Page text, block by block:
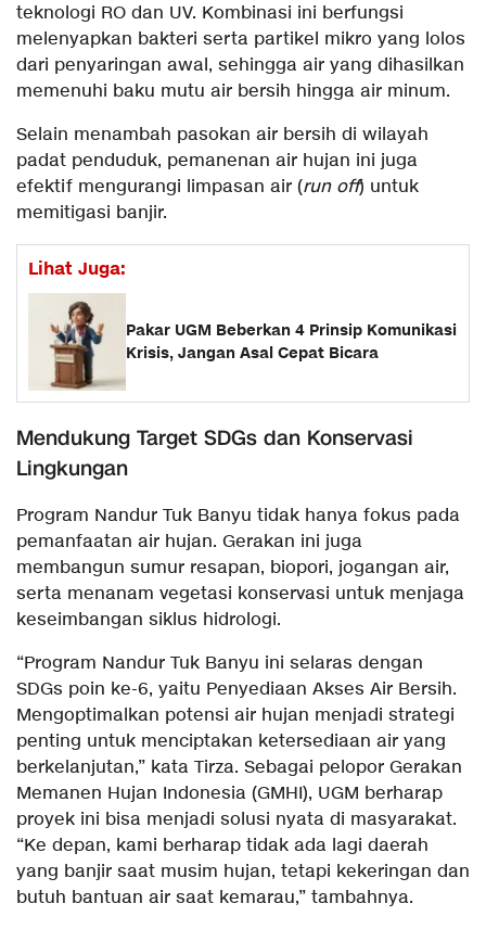
teknologi RO dan UV. Kombinasi ini berfungsi
melenyapkan bakteri serta partikel mikro yang lolos
dari penyaringan awal, sehingga air yang dihasilkan
memenuhi baku mutu air bersih hingga air minum.
Selain menambah pasokan air bersih di wilayah
padat penduduk, pemanenan air hujan ini juga
efektif mengurangi limpasan air (run off) untuk
memitigasi banjir.
Lihat Juga:
Pakar UGM Beberkan 4 Prinsip Komunikasi
Krisis, Jangan Asal Cepat Bicara
Mendukung Target SDGs dan Konservasi
Lingkungan
Program Nandur Tuk Banyu tidak hanya fokus pada
pemanfaatan air hujan. Gerakan ini juga
membangun sumur resapan, biopori, jogangan air,
serta menanam vegetasi konservasi untuk menjaga
keseimbangan siklus hidrologi.
“Program Nandur Tuk Banyu ini selaras dengan
SDGs poin ke-6, yaitu Penyediaan Akses Air Bersih.
Mengoptimalkan potensi air hujan menjadi strategi
penting untuk menciptakan ketersediaan air yang
berkelanjutan,” kata Tirza. Sebagai pelopor Gerakan
Memanen Hujan Indonesia (GMHI), UGM berharap
proyek ini bisa menjadi solusi nyata di masyarakat.
“Ke depan, kami berharap tidak ada lagi daerah
yang banjir saat musim hujan, tetapi kekeringan dan
butuh bantuan air saat kemarau,” tambahnya.